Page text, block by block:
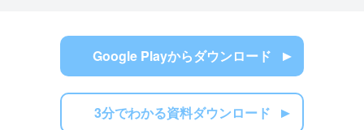
Google Playからダウンロード
3分でわかる資料ダウンロード